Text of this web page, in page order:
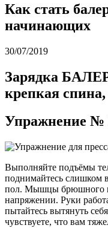
Как стать
начинающих
30/07/2019
Зарядка
крепкая
Упражнение №
Выполняйте подъёмы
поднимайтесь слишком
пол. Мышцы брюшного
напряжении. Руки
пытайтесь вытянуть
чувствуете, что вам